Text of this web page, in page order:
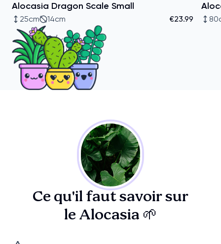
Alocasia Dragon Scale Small
25cm 14cm €23.99
Ce qu'il faut savoir sur
le Alocasia 🌱